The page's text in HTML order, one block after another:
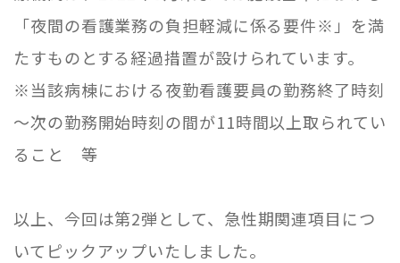
「夜間の看護業務の負担軽減に係る要件※」を満
たすものとする経過措置が設けられています。
※当該病棟における夜勤看護要員の勤務終了時刻
～次の勤務開始時刻の間が11時間以上取られてい
ること 等
以上、今回は第2弾として、急性期関連項目につ
いてピックアップいたしました。